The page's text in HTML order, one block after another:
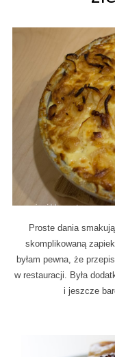
Proste dania
skomplikowaną
byłam pewna, że
w restauracji. Była
i jeszcze